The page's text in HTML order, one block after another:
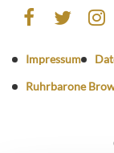
Impressum
Ruhrbarone